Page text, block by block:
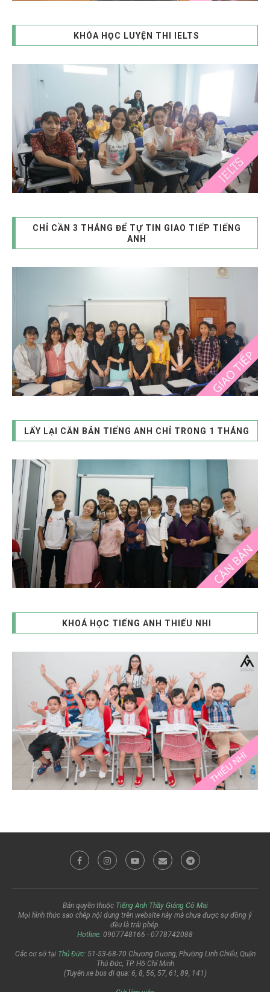
KHÓA HỌC LUYỆN THI IELTS
CHỈ CẦN 3 THÁNG ĐỂ TỰ TIN GIAO TIẾP TIẾNG
ANH
LẤY LẠI CĂN BẢN TIẾNG ANH CHỈ TRONG 1 THÁNG
KHOÁ HỌC TIẾNG ANH THIẾU NHI
Bản quyền thuộc Tiếng Anh Thầy Giảng Cô Mai
Mọi hình thức sao chép nội dung trên website này mà chưa được sự đồng ý
đều là trái phép.
Hotline: 0907748166 - 0778742088
Các cơ sở tại Thủ Đức: 51-53-68-70 Chương Dương, Phường Linh Chiểu, Quận
Thủ Đức, TP. Hồ Chí Minh
(Tuyến xe bus đi qua: 6, 8, 56, 57, 61, 89, 141)